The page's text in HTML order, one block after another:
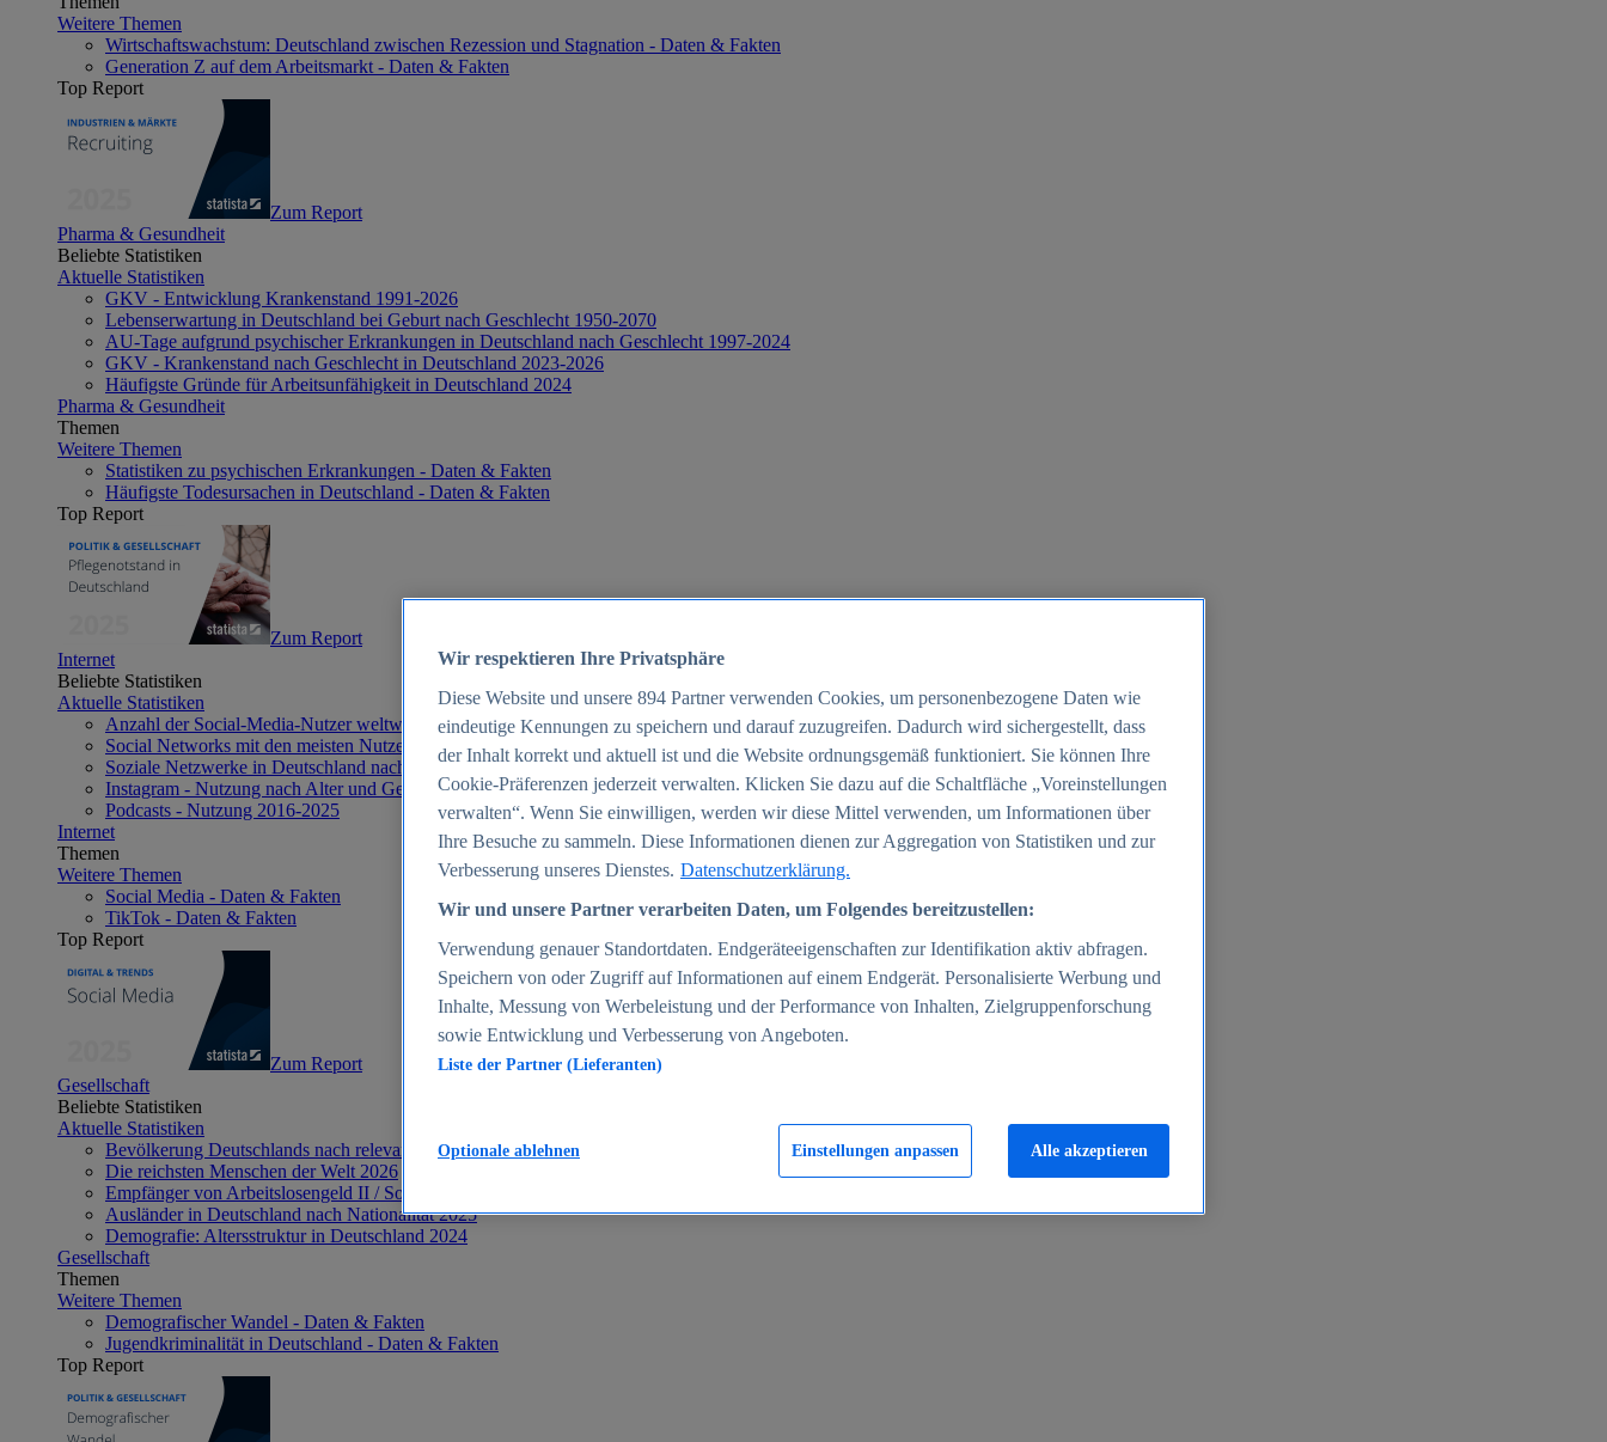
Weitere Themen
Wirtschaftswachstum: Deutschland zwischen Rezession und Stagnation - Daten & Fakten
Generation Z auf dem Arbeitsmarkt - Daten & Fakten
Top Report
Zum Report
Pharma & Gesundheit
Beliebte Statistiken
Aktuelle Statistiken
GKV - Entwicklung Krankenstand 1991-2026
Lebenserwartung in Deutschland bei Geburt nach Geschlecht 1950-2070
AU-Tage aufgrund psychischer Erkrankungen in Deutschland nach Geschlecht 1997-2024
GKV - Krankenstand nach Geschlecht in Deutschland 2023-2026
Häufigste Gründe für Arbeitsunfähigkeit in Deutschland 2024
Pharma & Gesundheit
Themen
Weitere Themen
Statistiken zu psychischen Erkrankungen - Daten & Fakten
Häufigste Todesursachen in Deutschland - Daten & Fakten
Top Report
Zum Report
Internet
Beliebte Statistiken
Aktuelle Statistiken
Anzahl der Social-Media-Nutzer weltweit 2012-2025
Social Networks mit den meisten Nutzern weltweit 2025
Soziale Netzwerke in Deutschland nach Generationen 2025
Instagram - Nutzung nach Alter und Geschlecht in Deutschland 2025
Podcasts - Nutzung 2016-2025
Internet
Themen
Weitere Themen
Social Media - Daten & Fakten
TikTok - Daten & Fakten
Top Report
Zum Report
Gesellschaft
Beliebte Statistiken
Aktuelle Statistiken
Bevölkerung Deutschlands nach relevanten Altersgruppen 2024
Die reichsten Menschen der Welt 2026
Empfänger von Arbeitslosengeld II / Sozialgeld / Bürgergeld in Deutschland 2005-2025
Ausländer in Deutschland nach Nationalität 2025
Demografie: Altersstruktur in Deutschland 2024
Gesellschaft
Themen
Weitere Themen
Demografischer Wandel - Daten & Fakten
Jugendkriminalität in Deutschland - Daten & Fakten
Top Report
Wir respektieren Ihre Privatsphäre
Diese Website und unsere 894 Partner verwenden Cookies, um personenbezogene Daten wie
eindeutige Kennungen zu speichern und darauf zuzugreifen. Dadurch wird sichergestellt, dass
der Inhalt korrekt und aktuell ist und die Website ordnungsgemäß funktioniert. Sie können Ihre
Cookie-Präferenzen jederzeit verwalten. Klicken Sie dazu auf die Schaltfläche „Voreinstellungen
verwalten“. Wenn Sie einwilligen, werden wir diese Mittel verwenden, um Informationen über
Ihre Besuche zu sammeln. Diese Informationen dienen zur Aggregation von Statistiken und zur
Verbesserung unseres Dienstes. Datenschutzerklärung.
Wir und unsere Partner verarbeiten Daten, um Folgendes bereitzustellen:
Verwendung genauer Standortdaten. Endgeräteeigenschaften zur Identifikation aktiv abfragen.
Speichern von oder Zugriff auf Informationen auf einem Endgerät. Personalisierte Werbung und
Inhalte, Messung von Werbeleistung und der Performance von Inhalten, Zielgruppenforschung
sowie Entwicklung und Verbesserung von Angeboten.
Liste der Partner (Lieferanten)
Einstellungen anpassen
Optionale ablehnen Alle akzeptieren